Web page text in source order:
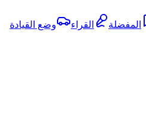
المفضلة القراء وضع القيادة